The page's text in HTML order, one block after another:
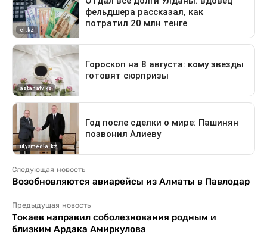
Следующая новость
Возобновляются авиарейсы из Алматы в Павлодар
Предыдущая новость
Токаев направил соболезнования родным и
близким Ардака Амиркулова